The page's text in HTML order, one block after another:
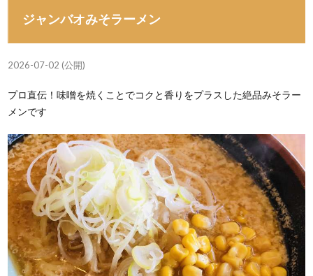
ジャンバオみそラーメン
2026-07-02 (公開)
プロ直伝！味噌を焼くことでコクと香りをプラスした絶品みそラー
メンです